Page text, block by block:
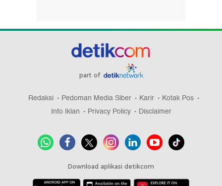
part of
Redaksi Pedoman Media Siber Karir
Kotak Pos
Info Iklan
Privacy Policy Disclaimer
Download aplikasi detikcom